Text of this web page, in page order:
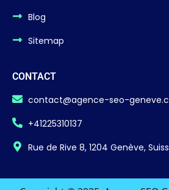
Blog
Sitemap
CONTACT​
contact@agence-seo-
+41225310137
Rue de Rive 8, 1204 Genève,